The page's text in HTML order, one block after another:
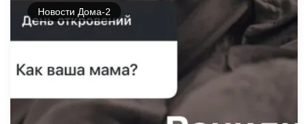
Новости Дома-2